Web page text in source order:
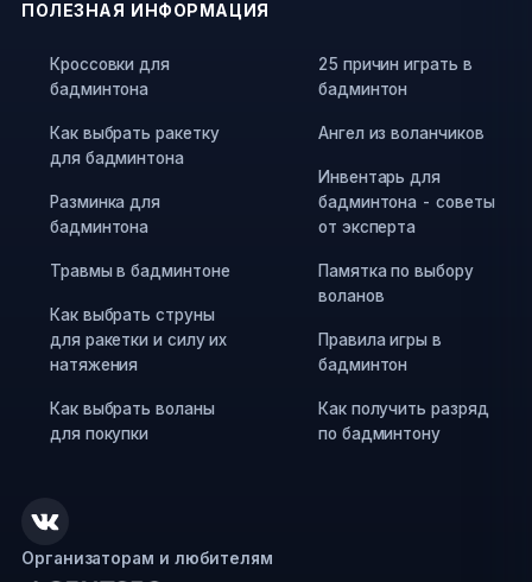
ПОЛЕЗНАЯ ИНФОРМАЦИЯ
Кроссовки для
бадминтона
Как выбрать ракетку
для бадминтона
Разминка для
бадминтона
Травмы в бадминтоне
Как выбрать струны
для ракетки и силу их
натяжения
Как выбрать воланы
для покупки
25 причин играть в
бадминтон
Ангел из воланчиков
Инвентарь для
бадминтона - советы
от эксперта
Памятка по выбору
воланов
Правила игры в
бадминтон
Как получить разряд
по бадминтону
Организаторам и любителям